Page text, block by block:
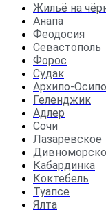
Жильё на
Анапа
Феодосия
Севастополь
Форос
Судак
Архипо-
Геленджик
Адлер
Сочи
Лазаревское
Кабардинка
Коктебель
Туапсе
Ялта